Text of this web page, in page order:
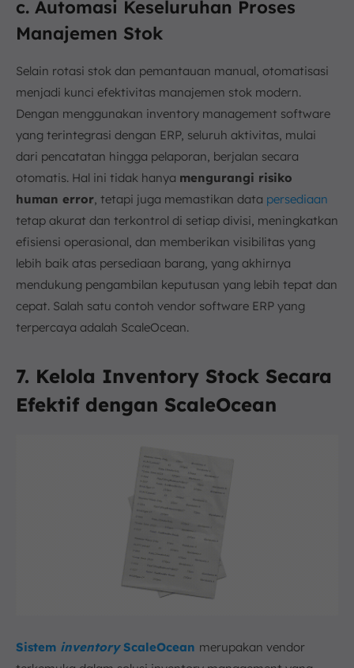
c. Automasi Keseluruhan Proses
Manajemen Stok
Selain rotasi stok dan pemantauan manual, otomatisasi
menjadi kunci efektivitas manajemen stok modern.
Dengan menggunakan inventory management software
yang terintegrasi dengan ERP, seluruh aktivitas, mulai
dari pencatatan hingga pelaporan, berjalan secara
otomatis. Hal ini tidak hanya mengurangi risiko
human error , tetapi juga memastikan data persediaan
tetap akurat dan terkontrol di setiap divisi, meningkatkan
efisiensi operasional, dan memberikan visibilitas yang
lebih baik atas persediaan barang, yang akhirnya
mendukung pengambilan keputusan yang lebih tepat dan
cepat. Salah satu contoh vendor software ERP yang
terpercaya adalah ScaleOcean.
7. Kelola Inventory Stock Secara
Efektif dengan ScaleOcean
Sistem inventoryScaleOcean merupakan vendor